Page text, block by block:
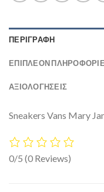
ΠΕΡΙΓΡΑΦΉ
ΕΠΙΠΛΈΟΝ
ΑΞΙΟΛΟΓΗΣΕΙΣ
Sneakers Vans Mary
0/5 (0 Reviews)